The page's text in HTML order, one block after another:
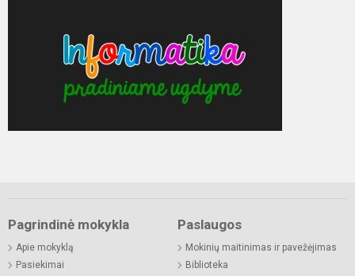
Pagrindinė mokykla
Apie mokyklą
Pasiekimai
Paslaugos
Mokinių maitinimas ir pavežėjimas
Biblioteka